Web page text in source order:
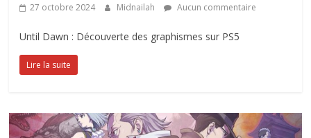
27 octobre 2024 Midnailah Aucun commentaire
Until Dawn : Découverte des graphismes sur PS5
Lire la suite